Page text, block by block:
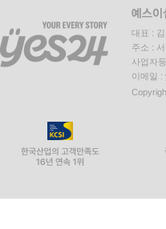
대표 :
주소 :
사업자
이메일